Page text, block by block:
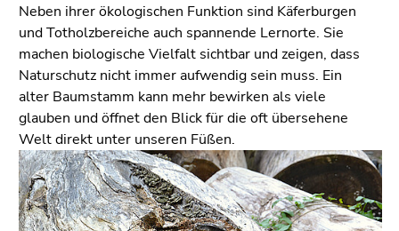
Neben ihrer ökologischen Funktion sind Käferburgen
und Totholzbereiche auch spannende Lernorte. Sie
machen biologische Vielfalt sichtbar und zeigen, dass
Naturschutz nicht immer aufwendig sein muss. Ein
alter Baumstamm kann mehr bewirken als viele
glauben und öffnet den Blick für die oft übersehene
Welt direkt unter unseren Füßen.